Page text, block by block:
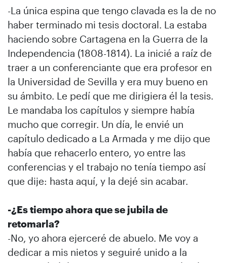
-La única espina que tengo clavada es la de no
haber terminado mi tesis doctoral. La estaba
haciendo sobre Cartagena en la Guerra de la
Independencia (1808-1814). La inicié a raíz de
traer a un conferenciante que era profesor en
la Universidad de Sevilla y era muy bueno en
su ámbito. Le pedí que me dirigiera él la tesis.
Le mandaba los capítulos y siempre había
mucho que corregir. Un día, le envié un
capítulo dedicado a La Armada y me dijo que
había que rehacerlo entero, yo entre las
conferencias y el trabajo no tenía tiempo así
que dije: hasta aquí, y la dejé sin acabar.
-¿Es tiempo ahora que se jubila de
retomarla?
-No, yo ahora ejerceré de abuelo. Me voy a
dedicar a mis nietos y seguiré unido a la